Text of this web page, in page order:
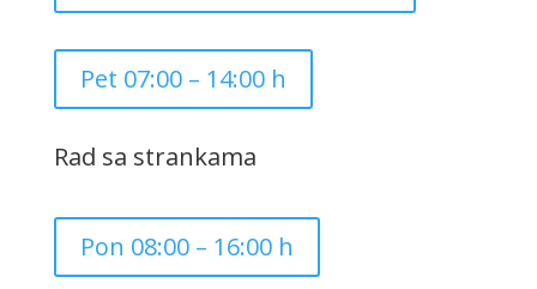
Pet 07:00 – 14:00 h
Rad sa strankama
Pon 08:00 – 16:00 h